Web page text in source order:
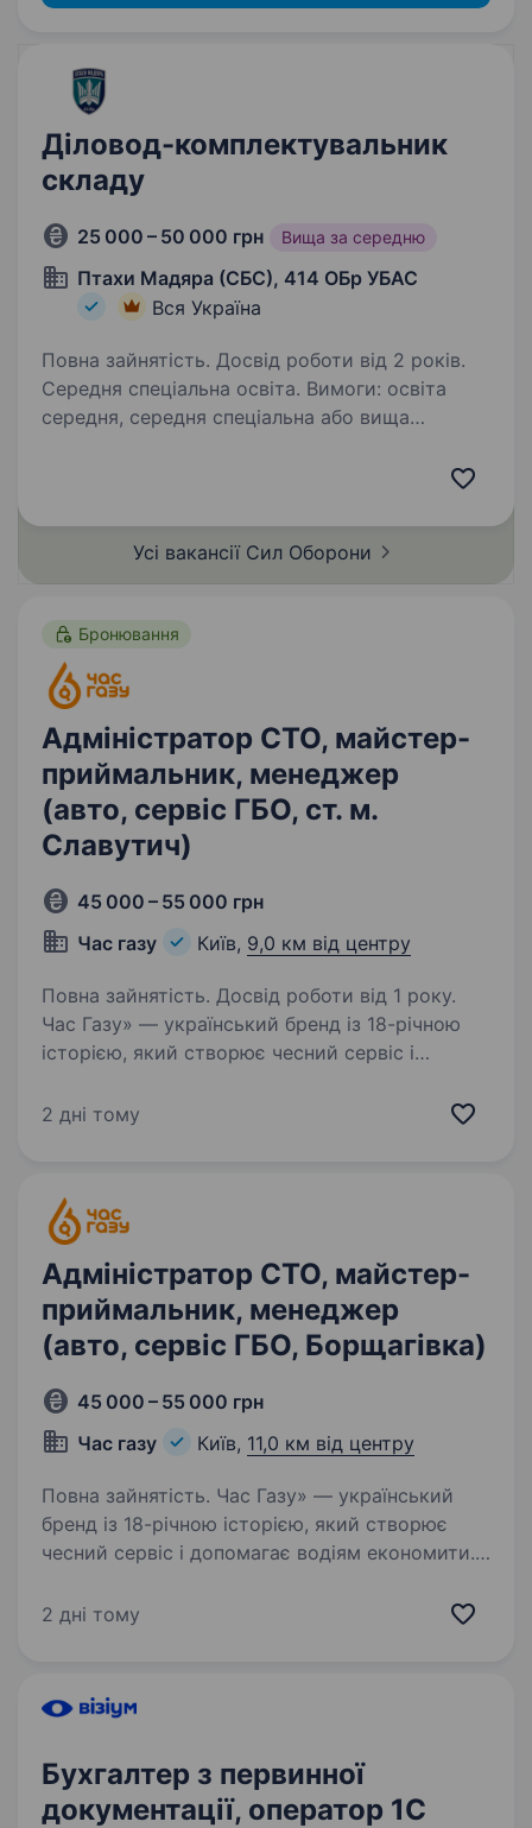
Діловод-комплектувальник
складу
25 000 – 50 000 грн Вища за середню
Птахи Мадяра (СБС), 414 ОБр УБАС
Вся Україна
Повна зайнятість. Досвід роботи від 2 років.
Середня спеціальна освіта. Вимоги: освіта
середня, середня спеціальна або вища
Office водійське посвідчення…
Усі вакансії Сил Оборони
Бронювання
Адміністратор СТО, майстер-
приймальник, менеджер
(авто, сервіс ГБО, ст. м.
Славутич)
45 000 – 55 000 грн
Час газу
Київ, 9,0 км від центру
Повна зайнятість. Досвід роботи від 1 року.
Час Газу» — український бренд із 18-річною
історією, який створює чесний сервіс і
десятки тисяч ГБО по всій Україні,
2 дні тому
Адміністратор СТО, майстер-
приймальник, менеджер
(авто, сервіс ГБО, Борщагівка)
45 000 – 55 000 грн
Час газу
Київ, 11,0 км від центру
Повна зайнятість. Час Газу» — український
бренд із 18-річною історією, який створює
чесний сервіс і допомагає водіям економити.
Україні, обслуговуємо сотні тисяч клієнтів і
2 дні тому
Бухгалтер з первинної
документації, оператор 1C